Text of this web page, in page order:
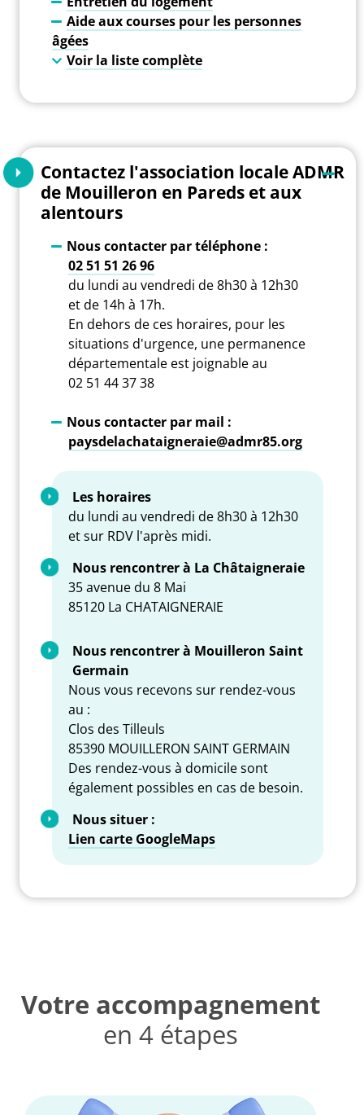
Aide aux courses pour les personnes
âgées
Voir la liste complète
Contactez l'association locale ADMR
de Mouilleron en Pareds et aux
alentours
Nous contacter par téléphone :
02 51 51 26 96
du lundi au vendredi de 8h30 à 12h30
et de 14h à 17h.
En dehors de ces horaires, pour les
situations d'urgence, une permanence
départementale est joignable au
02 51 44 37 38
Nous contacter par mail :
paysdelachataigneraie@admr85.org
Les horaires
du lundi au vendredi de 8h30 à 12h30
et sur RDV l'après midi.
Nous rencontrer à La Châtaigneraie
35 avenue du 8 Mai
85120 La CHATAIGNERAIE
Nous rencontrer à Mouilleron Saint
Germain
Nous vous recevons sur rendez-vous
au :
Clos des Tilleuls
85390 MOUILLERON SAINT GERMAIN
Des rendez-vous à domicile sont
également possibles en cas de besoin.
Nous situer :
Lien carte GoogleMaps
Votre accompagnement
en 4 étapes